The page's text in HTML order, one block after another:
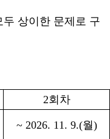
상이한 문제로 구
2회차
~ 2026. 11. 9.(월)